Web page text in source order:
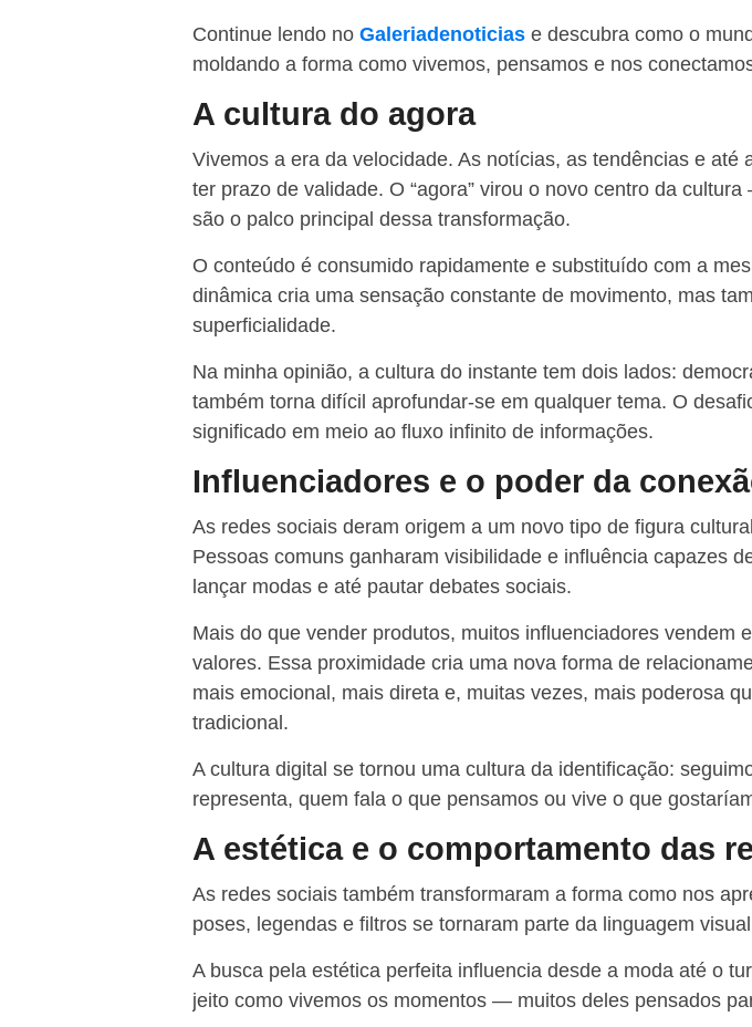
Continue lendo no Galeriadenoticias e descubra como o
moldando a forma como vivemos, pensamos e nos
A cultura do agora
Vivemos a era da velocidade. As notícias, as tendências e até
ter prazo de validade. O “agora” virou o novo centro da
são o palco principal dessa transformação.
O conteúdo é consumido rapidamente e substituído com a
dinâmica cria uma sensação constante de movimento, mas
superficialidade.
Na minha opinião, a cultura do instante tem dois lados:
também torna difícil aprofundar-se em qualquer tema. O
significado em meio ao fluxo infinito de informações.
Influenciadores e o poder da
As redes sociais deram origem a um novo tipo de figura
Pessoas comuns ganharam visibilidade e influência capazes
lançar modas e até pautar debates sociais.
Mais do que vender produtos, muitos influenciadores vendem
valores. Essa proximidade cria uma nova forma de
mais emocional, mais direta e, muitas vezes, mais poderosa
tradicional.
A cultura digital se tornou uma cultura da identificação:
representa, quem fala o que pensamos ou vive o que
A estética e o comportamento das
As redes sociais também transformaram a forma como nos
poses, legendas e filtros se tornaram parte da linguagem
A busca pela estética perfeita influencia desde a moda até o
jeito como vivemos os momentos — muitos deles pensados